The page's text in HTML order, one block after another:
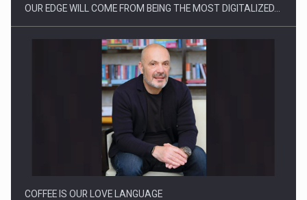
Cum invatam sa spunem nu intr-o cultura care pedepseste…
OUR EDGE WILL COME FROM BEING THE MOST DIGITALIZED…
COFFEE IS OUR LOVE LANGUAGE